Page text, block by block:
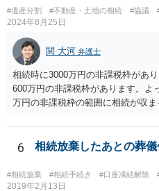
伸長して調査したところ、サラ金に
つかったため相続したという事例が
#遺産分割 #不動産・土地の相続 #協議
2024年8月25日
関 大河 弁護士
相続時に3000万円の非課税枠があ
600万円の非課税枠があります。よ
万円の非課税枠の範囲に相続が収
範囲となります。 一般的には、全
また、全員で相続しても、話し合
こともできます。この場合でも相
0万円分使えます。 父が亡くなり、
で相続する際は、4800万円が非課
6 相続放棄したあとの葬
#相続放棄 #相続手続き #口座凍結解除
2019年2月13日